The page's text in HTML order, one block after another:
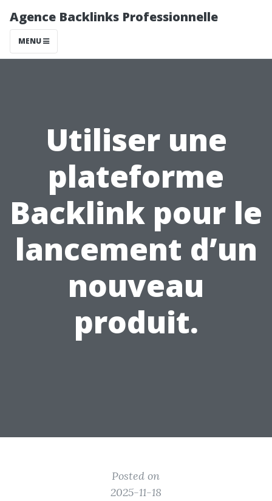
Agence Backlinks Professionnelle
MENU
Utiliser une
plateforme
Backlink pour le
lancement d’un
nouveau
produit.
Posted on
2025-11-18